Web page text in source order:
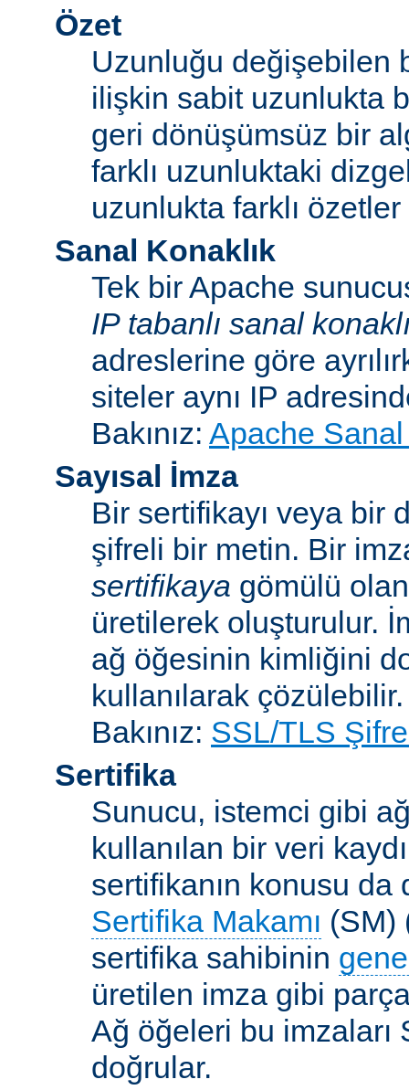
Özet
Uzunluğu değişebilen
ilişkin sabit uzunlukta
geri dönüşümsüz bir
farklı uzunluktaki
uzunlukta farklı
Sanal Konaklık
Tek bir Apache
IP tabanlı sanal
adreslerine göre
siteler aynı IP
Bakınız: Apache
Sayısal İmza
Bir sertifikayı veya bir
şifreli bir metin. Bir
sertifikaya gömülü
üretilerek oluşturulur.
ağ öğesinin kimliğini
kullanılarak çözülebilir.
Bakınız: SSL/TLS
Sertifika
Sunucu, istemci gibi
kullanılan bir veri
sertifikanın konusu da
Sertifika Makamı (SM)
sertifika sahibinin
üretilen imza gibi
Ağ öğeleri bu imzaları
doğrular.